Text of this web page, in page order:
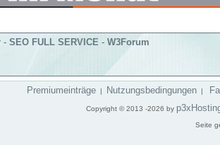
- SEO FULL SERVICE - W3Forum
Premiumeinträge | Nutzungsbedingungen |
Copyright © 2013 -2026 by
Seite